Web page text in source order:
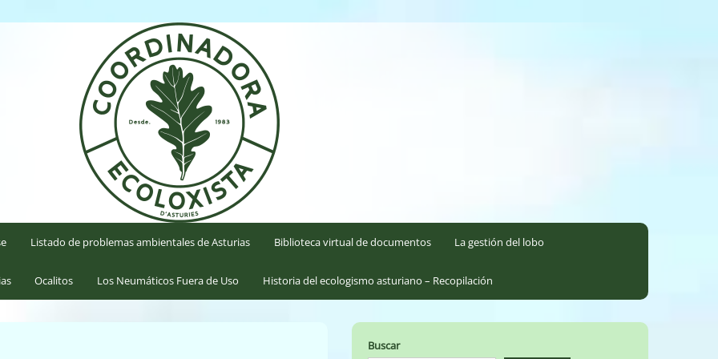
Listado de problemas ambientales de Asturias Biblioteca virtual de documentos La gestión del lobo
Ocalitos Los Neumáticos Fuera de Uso Historia del ecologismo asturiano – Recopilación
Buscar